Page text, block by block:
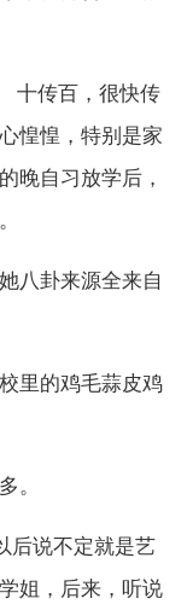
十传百，很快传
惶惶，特别是家
晚自习放学后，
八卦来源全来自
里的鸡毛蒜皮鸡
。
后说不定就是艺
姐，后来，听说